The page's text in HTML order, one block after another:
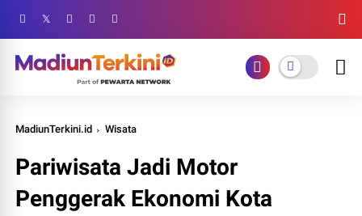
MadiunTerkini.id Wisata
Pariwisata Jadi Motor
Penggerak Ekonomi Kota